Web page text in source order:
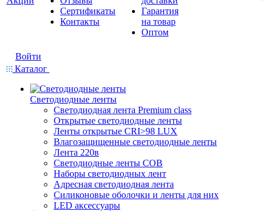
Сертификаты
Контакты
Гарантия
на товар
Оптом
Войти
Каталог
Светодиодные ленты
Светодиодная лента Premium class
Открытые светодиодные ленты
Ленты открытые CRI>98 LUX
Влагозащищенные светодиодные ленты
Лента 220в
Светодиодные ленты COB
Наборы светодиодных лент
Адресная светодиодная лента
Силиконовые оболочки и ленты для них
LED аксессуары